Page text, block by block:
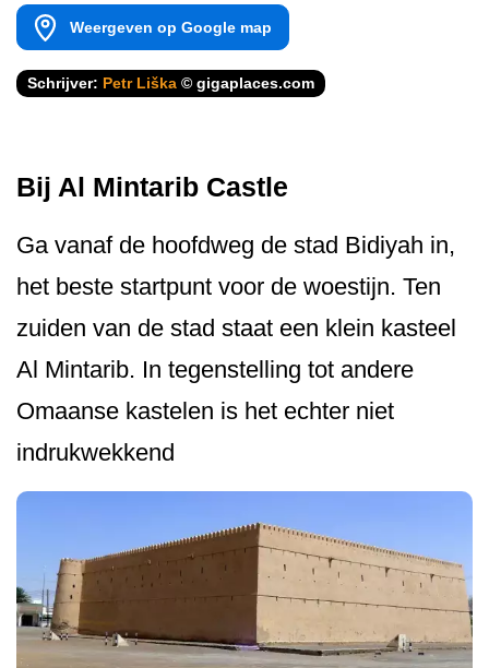
Weergeven op Google map
Schrijver: Petr Liška © gigaplaces.com
Bij Al Mintarib Castle
Ga vanaf de hoofdweg de stad Bidiyah in,
het beste startpunt voor de woestijn. Ten
zuiden van de stad staat een klein kasteel
Al Mintarib. In tegenstelling tot andere
Omaanse kastelen is het echter niet
indrukwekkend